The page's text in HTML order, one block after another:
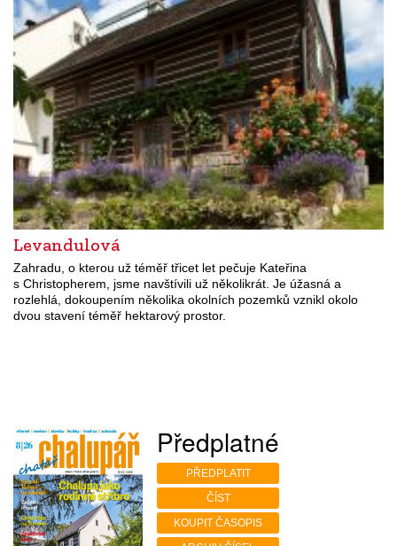
Levandulová
Zahradu, o kterou už téměř třicet let pečuje Kateřina
s Christopherem, jsme navštívili už několikrát. Je úžasná a
rozlehlá, dokoupením několika okolních pozemků vznikl okolo
dvou stavení téměř hektarový prostor.
Předplatné
PŘEDPLATIT
ČÍST
KOUPIT ČASOPIS